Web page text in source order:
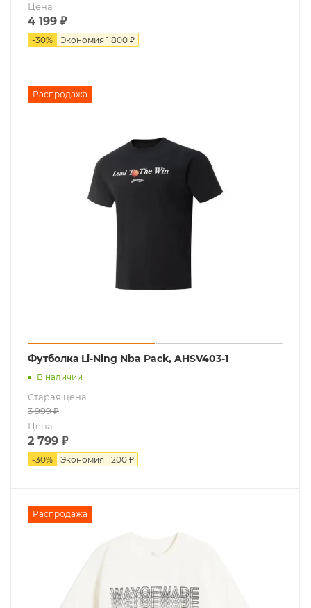
Цена
4 199 ₽
-30% Экономия 1 800 ₽
Распродажа
Футболка Li-Ning Nba Pack, AHSV403-1
В наличии
Старая цена
3 999₽
Цена
2 799 ₽
-30% Экономия 1 200 ₽
Распродажа